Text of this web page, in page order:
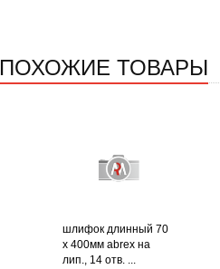
ПОХОЖИЕ ТОВАРЫ
шлифок длинный 70
х 400мм abrex на
лип., 14 отв. ...